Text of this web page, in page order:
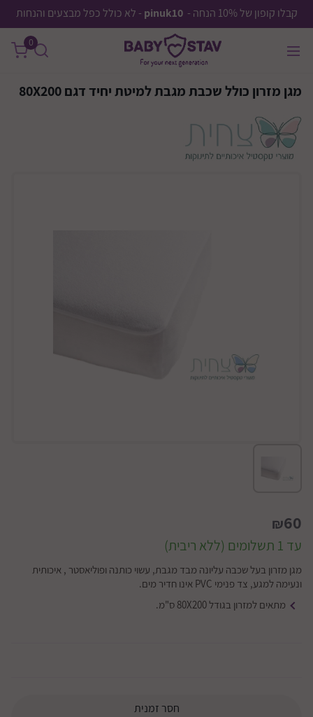
קבלו קופון של 10% הנחה - pinuk10 - לא כולל כפל מבצעים והנחות
0
מגן מזרון כולל שכבת מגבת למיטת יחיד דגם 80X200
₪60
עד 1 תשלומים (ללא ריבית)
מגן מזרון בעל שכבה עליונה מבד מגבת, עשוי כותנה ופוליאסטר , איכותית
ונעימה למגע, צד פנימי PVC אינו חדיר מים.
מתאים למזרון בגודל 80X200 ס"מ.
חסר זמנית